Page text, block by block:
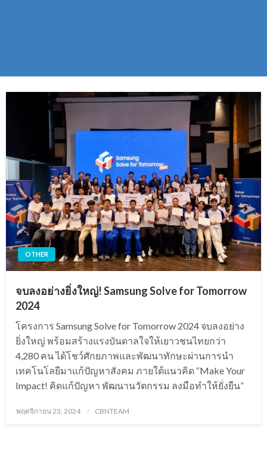
OTHER
จบลงอย่างยิ่งใหญ่! Samsung Solve for Tomorrow
2024
โครงการ Samsung Solve for Tomorrow 2024 จบลงอย่าง
ยิ่งใหญ่ พร้อมสร้างแรงบันดาลใจให้เยาวชนไทยกว่า
4,280 คน ได้โชว์ศักยภาพและพัฒนาทักษะผ่านการนำ
เทคโนโลยีมาแก้ปัญหาสังคม ภายใต้แนวคิด “Make Your
Impact! คิดแก้ปัญหา พัฒนานวัตกรรม ลงมือทำให้ยั่งยืน”
Posted
พฤศจิกายน 23, 2024 CBNTEAM